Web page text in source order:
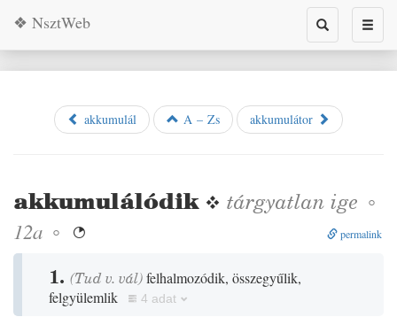
Toggle
search
❖ NsztWeb
akkumulál A – Zs akkumulátor
akkumulálódik❖ tárgyatlan ige ◦
12a ◦  permalink
1. (Tudv. vál)felhalmozódik, összegyűlik,
felgyülemlik
4 adat